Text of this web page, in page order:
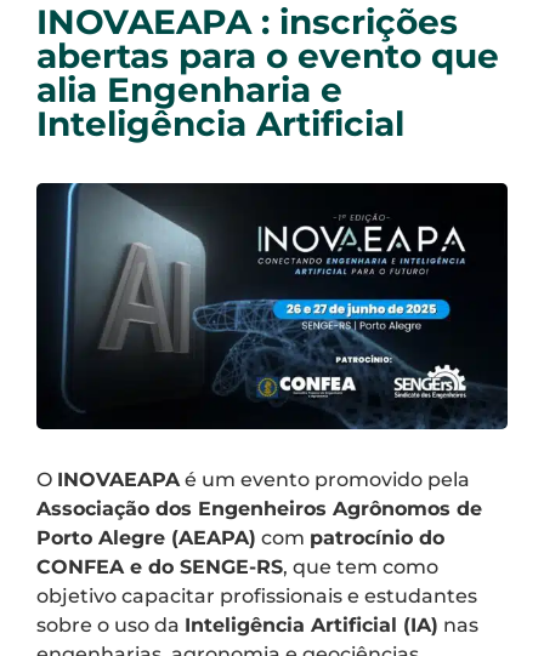
INOVAEAPA : inscrições
abertas para o evento que
alia Engenharia e
Inteligência Artificial
O INOVAEAPAé um evento promovido pela
Associação dos Engenheiros Agrônomos de
Porto Alegre (AEAPA) com patrocínio do
CONFEA e do SENGE-RS, que tem como
objetivo capacitar profissionais e estudantes
sobre o uso da Inteligência Artificial (IA) nas